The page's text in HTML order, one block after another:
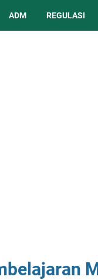
ADM REGULASI